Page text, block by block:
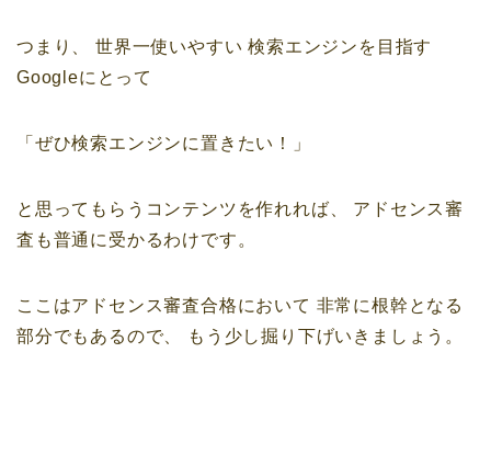
つまり、 世界一使いやすい 検索エンジンを目指す
Googleにとって
「ぜひ検索エンジンに置きたい！」
と思ってもらうコンテンツを作れれば、
アドセンス審
査も普通に受かるわけです。
ここはアドセンス審査合格において 非常に根幹となる
部分でもあるので、
もう少し掘り下げいきましょう。